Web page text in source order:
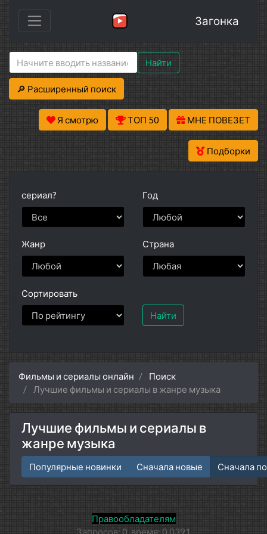
Загонка
Найти
🔎 Расширенный поиск
Я смотрю ТОП 50 МНЕ ПОВЕЗЕТ
Подборки
сериал? Год
Жанр Страна
Сортировать
Найти
Фильмы и сериалы онлайн
Поиск
Лучшие фильмы и сериалы в жанре музыка
Лучшие фильмы и сериалы в
жанре музыка
Популярные новинки Сначала новые Сначала
Правообладателям
Запросов: 0, время: 0.0391